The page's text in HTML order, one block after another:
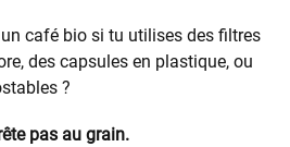
café bio si tu utilises des filtres
des capsules en plastique, ou
?
pas au grain.